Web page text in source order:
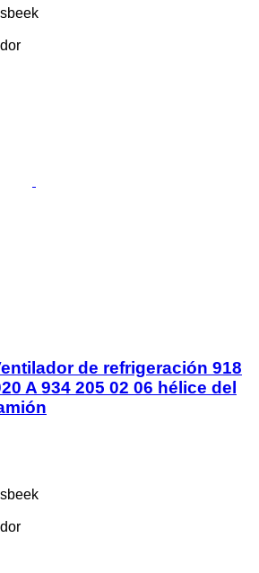
de refrigeración 918
A 934 205 02 06 hélice del